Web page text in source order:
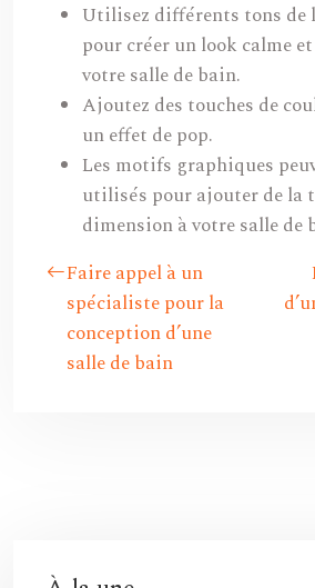
Utilisez différents tons de
pour créer un look calme
votre salle de bain.
Ajoutez des touches de
un effet de pop.
Les motifs graphiques
utilisés pour ajouter de la
dimension à votre salle de
Faire appel à un
spécialiste pour la
conception d’une
salle de bain